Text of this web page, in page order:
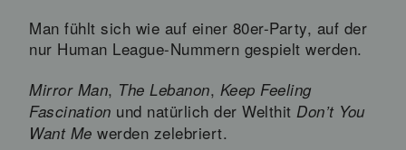
Man fühlt sich wie auf einer 80er-Party, auf der
nur Human League-Nummern gespielt werden.
Mirror Man, The Lebanon, Keep Feeling
Fascination und natürlich der Welthit Don’t You
Want Me werden zelebriert.